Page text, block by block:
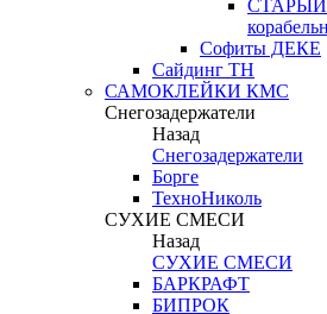
СТАРЫЙ
Софиты ДЕКЕ
Сайдинг ТН
САМОКЛЕЙКИ КМС
Снегозадержатели
Назад
Снегозадержатели
Борге
ТехноНиколь
СУХИЕ СМЕСИ
Назад
СУХИЕ СМЕСИ
БАРКРАФТ
БИПРОК